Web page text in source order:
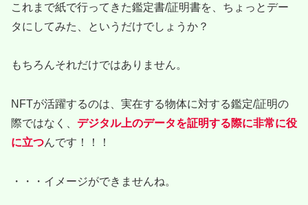
これまで紙で行ってきた鑑定書/証明書を、ちょっとデー
タにしてみた、というだけでしょうか？
もちろんそれだけではありません。
NFTが活躍するのは、実在する物体に対する鑑定/証明の
際ではなく、 デジタル上のデータを証明する際に非常に役
に立つんです！！！
・・・イメージができませんね。